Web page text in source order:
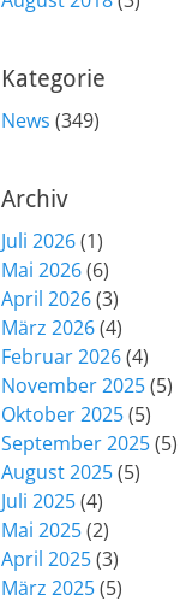
Kategorie
News (349)
Archiv
Juli 2026(1)
Mai 2026(6)
April 2026(3)
März 2026(4)
Februar 2026(4)
November 2025(5)
Oktober 2025(5)
September 2025(5)
August 2025(5)
Juli 2025(4)
Mai 2025(2)
April 2025(3)
März 2025(5)